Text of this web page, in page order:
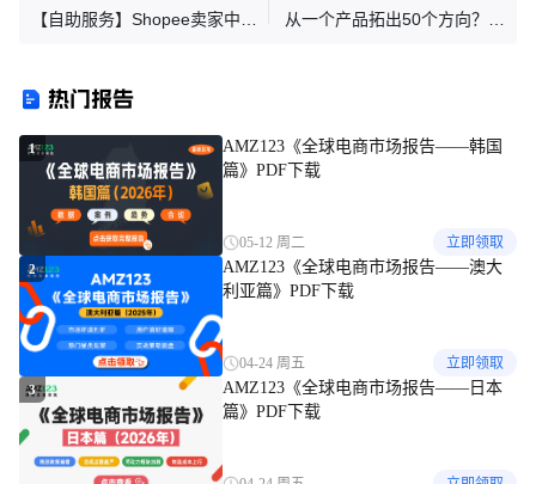
【自助服务】Shopee卖家中心
从一个产品拓出50个方向？亚
热门报告
1
AMZ123《全球电商市场报告——韩国
篇》PDF下载
05-12 周二 立即领取
2
AMZ123《全球电商市场报告——澳大
利亚篇》PDF下载
04-24 周五 立即领取
3
AMZ123《全球电商市场报告——日本
篇》PDF下载